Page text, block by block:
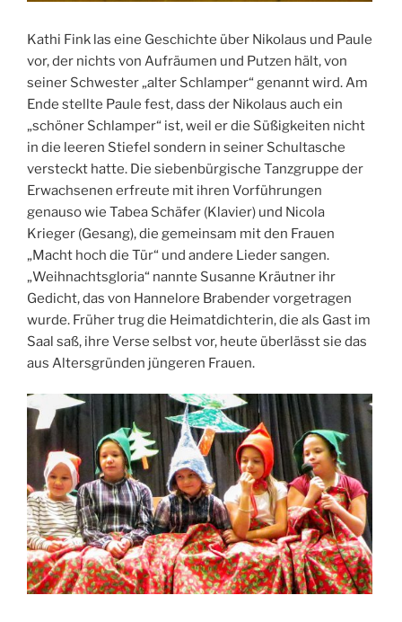
Kathi Fink las eine Geschichte über Nikolaus und Paule
vor, der nichts von Aufräumen und Putzen hält, von
seiner Schwester „alter Schlamper“ genannt wird. Am
Ende stellte Paule fest, dass der Nikolaus auch ein
„schöner Schlamper“ ist, weil er die Süßigkeiten nicht
in die leeren Stiefel sondern in seiner Schultasche
versteckt hatte. Die siebenbürgische Tanzgruppe der
Erwachsenen erfreute mit ihren Vorführungen
genauso wie Tabea Schäfer (Klavier) und Nicola
Krieger (Gesang), die gemeinsam mit den Frauen
„Macht hoch die Tür“ und andere Lieder sangen.
„Weihnachtsgloria“ nannte Susanne Kräutner ihr
Gedicht, das von Hannelore Brabender vorgetragen
wurde. Früher trug die Heimatdichterin, die als Gast im
Saal saß, ihre Verse selbst vor, heute überlässt sie das
aus Altersgründen jüngeren Frauen.